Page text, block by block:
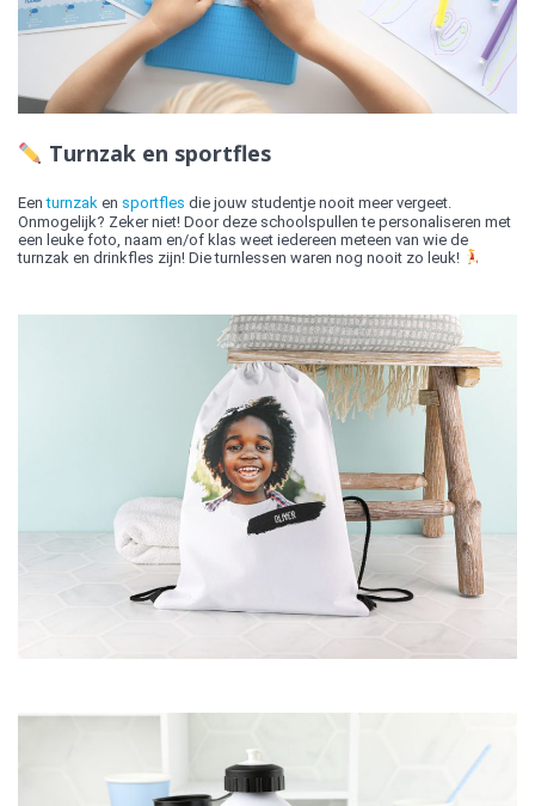
Turnzak en sportfles
Eenturnzak en sportfles die jouw studentje nooit meer vergeet.
Onmogelijk? Zeker niet! Door deze schoolspullen te personaliseren met
een leuke foto, naam en/of klas weet iedereen meteen van wie de
turnzak en drinkfles zijn! Die turnlessen waren nog nooit zo leuk!